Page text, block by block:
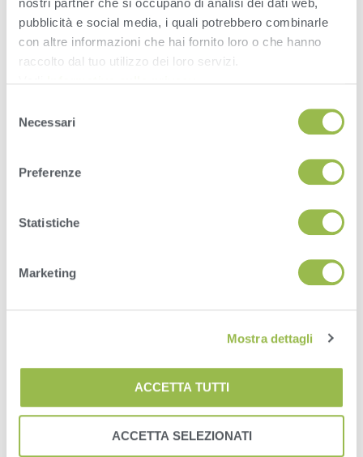
pubblicità e social media, i quali potrebbero combinarle
con altre informazioni che hai fornito loro o che hanno
raccolto dal tuo utilizzo dei loro servizi.
delNecessari
Preferenze
Statistiche
Marketing
Mostra dettagli
ACCETTA TUTTI
ACCETTA SELEZIONATI
[the_loop]
HERD